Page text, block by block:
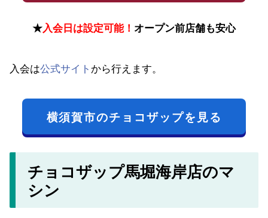
★入会日は設定可能！ オープン前店舗も安心
入会は公式サイト から行えます。
横須賀市のチョコザップを見る
チョコザップ馬堀海岸店のマ
シン